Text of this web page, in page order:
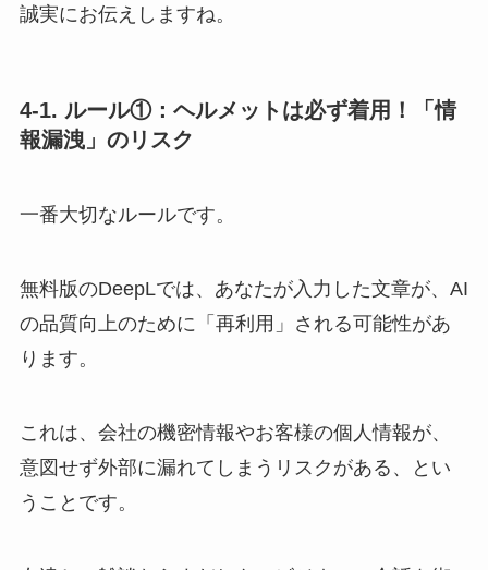
誠実にお伝えしますね。
4-1. ルール①：ヘルメットは必ず着用！「情
報漏洩」のリスク
一番大切なルールです。
無料版のDeepLでは、あなたが入力した文章が、AI
の品質向上のために「再利用」される可能性があ
ります。
これは、会社の機密情報やお客様の個人情報が、
意図せず外部に漏れてしまうリスクがある、とい
うことです。